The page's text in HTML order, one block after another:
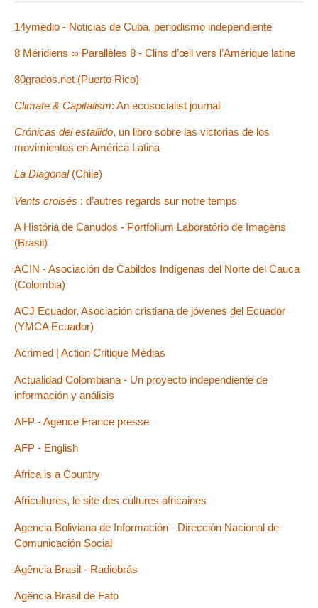
14ymedio - Noticias de Cuba, periodismo independiente
8 Méridiens ∞ Parallèles 8 - Clins d’œil vers l’Amérique latine
80grados.net (Puerto Rico)
Climate & Capitalism: An ecosocialist journal
Crónicas del estallido, un libro sobre las victorias de los
movimientos en América Latina
La Diagonal(Chile)
Vents croisés : d’autres regards sur notre temps
A História de Canudos - Portfolium Laboratório de Imagens
(Brasil)
ACIN - Asociación de Cabildos Indígenas del Norte del Cauca
(Colombia)
ACJ Ecuador, Asociación cristiana de jóvenes del Ecuador
(YMCA Ecuador)
Acrimed | Action Critique Médias
Actualidad Colombiana - Un proyecto independiente de
información y análisis
AFP - Agence France presse
AFP - English
Africa is a Country
Africultures, le site des cultures africaines
Agencia Boliviana de Información - Dirección Nacional de
Comunicación Social
Agência Brasil - Radiobrás
Agência Brasil de Fato